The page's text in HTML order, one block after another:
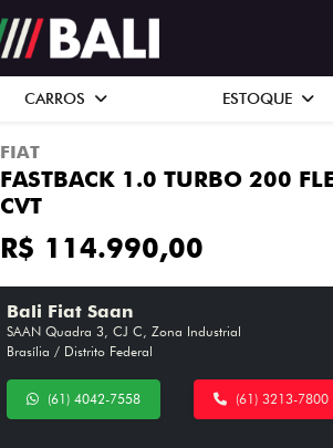
CARROS ESTOQUE
FIAT
FASTBACK 1.0 TURBO 200
CVT
R$ 114.990,00
Bali Fiat Saan
SAAN Quadra 3, CJ C, Zona Industrial
Brasília / Distrito Federal
(61) 3213-7800
(61) 4042-7558